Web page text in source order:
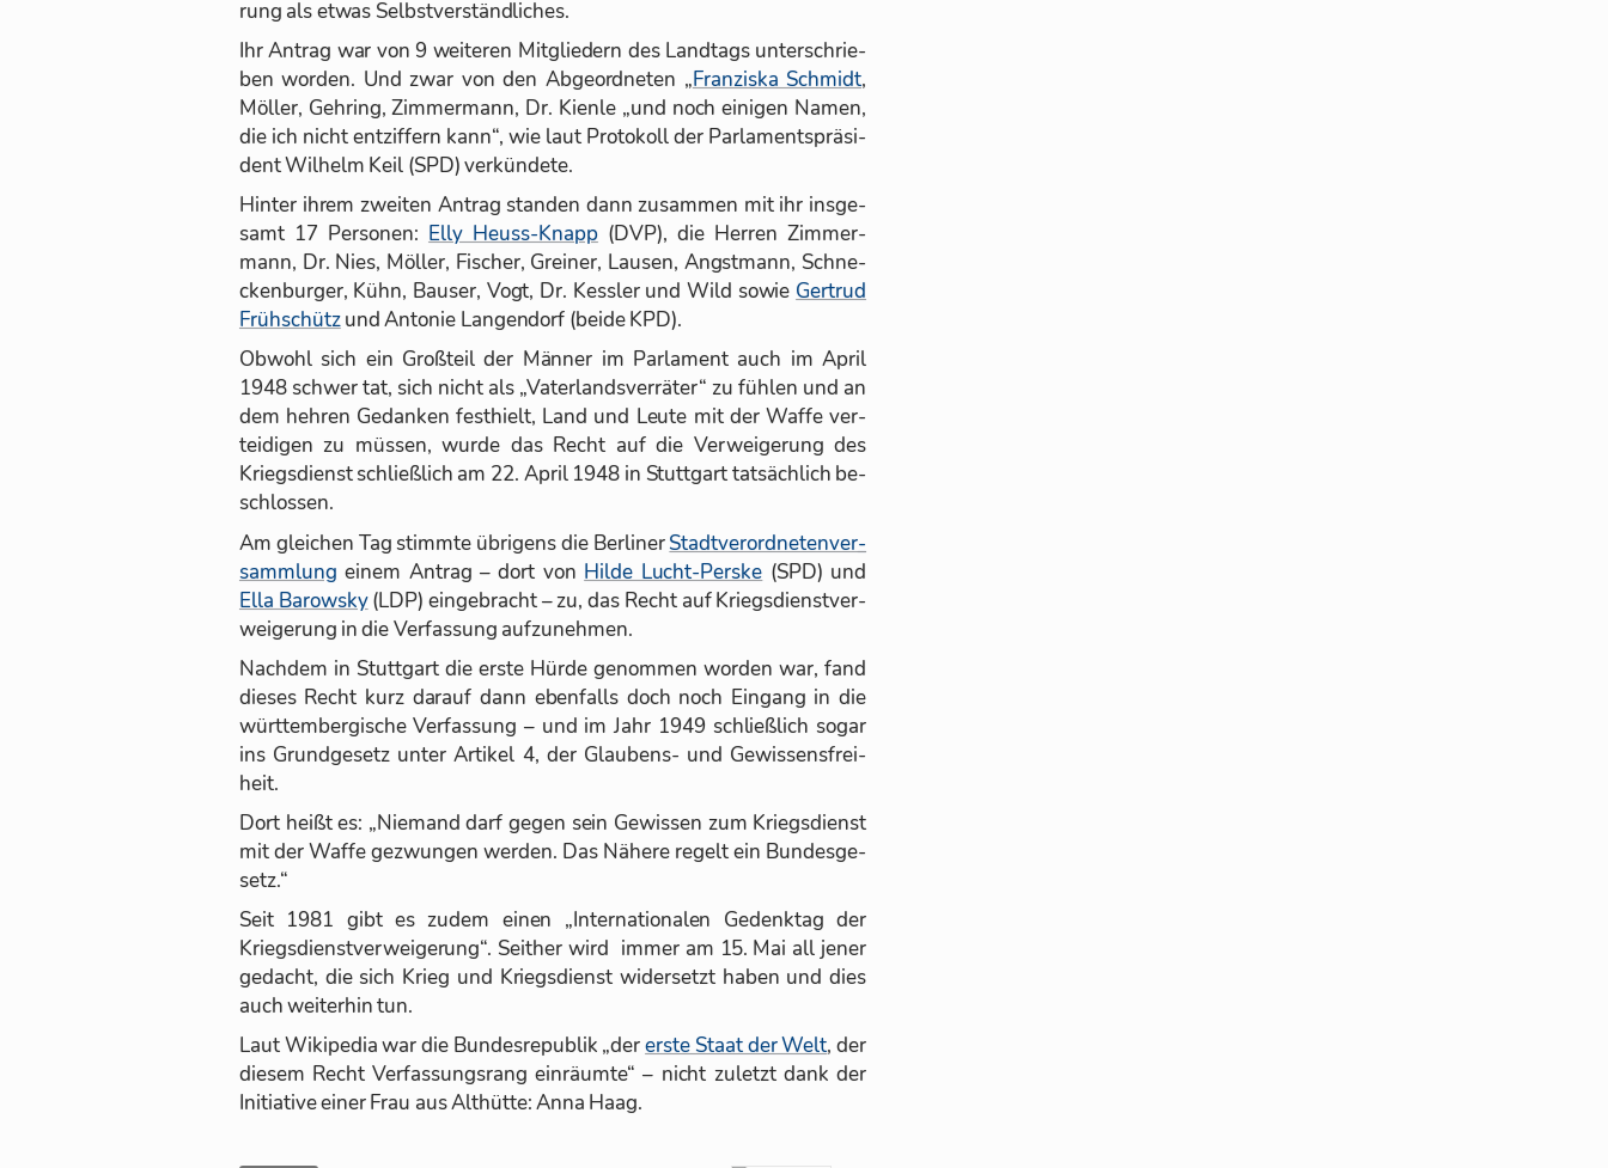
rung als et­was Selbst­ver­ständ­li­ches.
Ihr An­trag war von 9 wei­te­ren Mit­glie­dern des Land­tags un­ter­schrie­
ben wor­den. Und zwar von den Ab­ge­ord­ne­ten „Fran­ziska Schmidt,
Möl­ler, Geh­ring, Zim­mer­mann, Dr. Kienle „und noch ei­ni­gen Na­men,
die ich nicht ent­zif­fern kann“, wie laut Pro­to­koll der Par­la­ments­prä­si­
dent Wil­helm Keil (SPD) ver­kün­dete.
Hin­ter ih­rem zwei­ten An­trag stan­den dann zu­sam­men mit ihr ins­ge­
samt 17 Per­so­nen: Elly Heuss-Knapp(DVP), die Her­ren Zim­mer­
mann, Dr. Nies, Möl­ler, Fi­scher, Grei­ner, Lau­sen, Angst­mann, Schne­
cken­bur­ger, Kühn, Bau­ser, Vogt, Dr. Kess­ler und Wild so­wie Ger­trud
Früh­schützund An­to­nie Lan­gen­dorf (beide KPD).
Ob­wohl sich ein Groß­teil der Män­ner im Par­la­ment auch im April
1948 schwer tat, sich nicht als „Va­ter­lands­ver­rä­ter“ zu füh­len und an
dem heh­ren Ge­dan­ken fest­hielt, Land und Leute mit der Waffe ver­
tei­di­gen zu müs­sen, wurde das Recht auf die Ver­wei­ge­rung des
Kriegs­dienst schließ­lich am 22. April 1948 in Stutt­gart tat­säch­lich be­
schlos­sen.
Am glei­chen Tag stimmte üb­ri­gens die Ber­li­nerStadt­ver­ord­ne­ten­ver­
samm­lung ei­nem An­trag – dort von Hilde Lucht-Per­ske (SPD) und
Ella Ba­row­sky(LDP) ein­ge­bracht – zu, das Recht auf Kriegs­dienst­ver­
wei­ge­rung in die Ver­fas­sung auf­zu­neh­men.
Nach­dem in Stutt­gart die erste Hürde ge­nom­men wor­den war, fand
die­ses Recht kurz dar­auf dann eben­falls doch noch Ein­gang in die
würt­tem­ber­gi­sche Ver­fas­sung – und im Jahr 1949 schließ­lich so­gar
ins Grund­ge­setz un­ter Ar­ti­kel 4, der Glau­bens- und Ge­wis­sens­frei­
heit.
Dort heißt es: „Nie­mand darf ge­gen sein Ge­wis­sen zum Kriegs­dienst
mit der Waffe ge­zwun­gen wer­den. Das Nä­here re­gelt ein Bun­des­ge­
setz.“
Seit 1981 gibt es zu­dem ei­nen „In­ter­na­tio­na­len Ge­denk­tag der
Kriegs­dienst­ver­wei­ge­rung“. Seit­her wird im­mer am 15. Mai all je­ner
ge­dacht, die sich Krieg und Kriegs­dienst wi­der­setzt ha­ben und dies
auch wei­ter­hin tun.
Laut Wi­ki­pe­dia war die Bun­des­re­pu­blik „dererste Staat der Welt, der
die­sem Recht Ver­fas­sungs­rang ein­räumte“ – nicht zu­letzt dank der
In­itia­tive ei­ner Frau aus Alt­hütte: Anna Haag.